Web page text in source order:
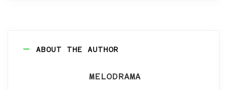
ABOUT THE AUTHOR
MELODRAMA